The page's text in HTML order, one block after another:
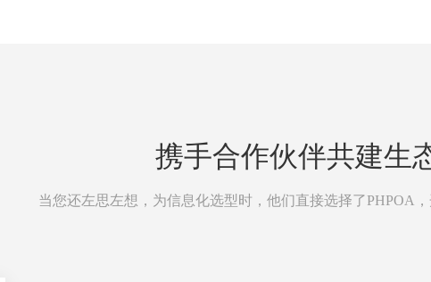
携手合作伙伴共建生
当您还左思左想，为信息化选型时，他们直接选择了PHPOA